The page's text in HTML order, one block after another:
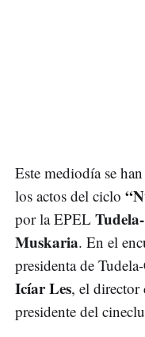
Este mediodía se
los actos del ciclo
por la EPEL
Muskaria. En el
presidenta de
Icíar Les, el director
presidente del